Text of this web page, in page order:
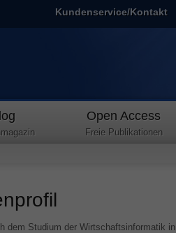
Kundenservice/Kontakt
Open Access
Freie Publikationen
dem Studium der Wirtschaftsinformatik in